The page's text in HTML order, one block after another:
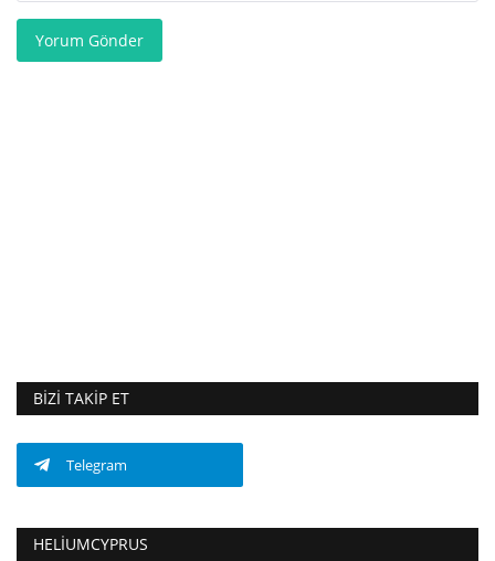
Yorum Gönder
BIZI TAKIP ET
Telegram
HELIUMCYPRUS